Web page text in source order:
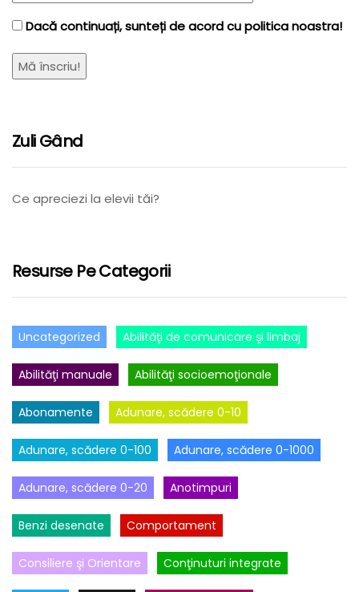
Dacă continuați, sunteți de acord cu politica noastra!
Zuli Gând
Ce apreciezi la elevii tăi?
Resurse Pe Categorii
Uncategorized Abilităţi de comunicare şi limbaj
Abilităţi manuale Abilităţi socioemoţionale
Abonamente Adunare, scădere 0-10
Adunare, scădere 0-100 Adunare, scădere 0-1000
Adunare, scădere 0-20 Anotimpuri
Benzi desenate Comportament
Consiliere şi Orientare Conţinuturi integrate